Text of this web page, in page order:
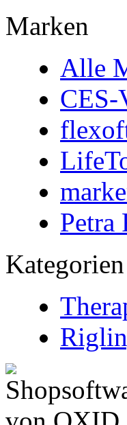
Marken
Alle
CES-
Petra
Kategorien